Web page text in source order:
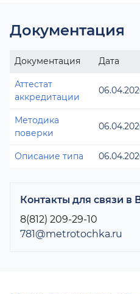
Документация
Документация Дата
Аттестат
аккредитации
Методика
поверки
Описание типа
Контакты для связи в
8(812) 209-29-10
781@metrotochka.ru